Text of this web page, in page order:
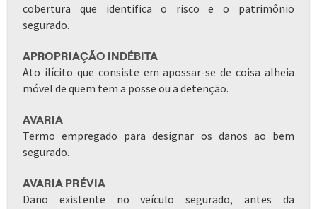
cobertura que identifica o risco e o patrimônio
segurado.
APROPRIAÇÃO INDÉBITA
Ato ilícito que consiste em apossar-se de coisa alheia
móvel de quem tem a posse ou a detenção.
AVARIA
Termo empregado para designar os danos ao bem
segurado.
AVARIA PRÉVIA
Dano existente no veículo segurado, antes da